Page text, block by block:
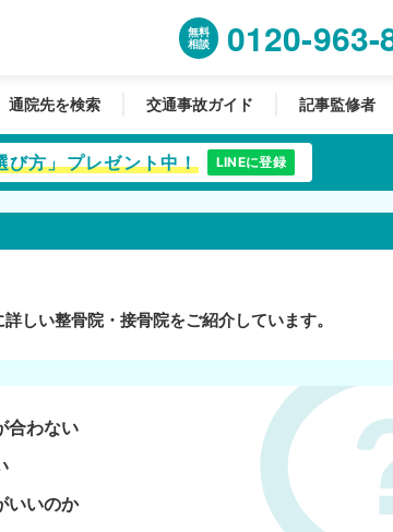
無料
相談
0120-963-
通院先を検索 交通事故ガイド 記事監修者
び方」プレゼント中！ LINEに登録
しい整骨院・接骨院をご紹介しています。
合わない
いいのか